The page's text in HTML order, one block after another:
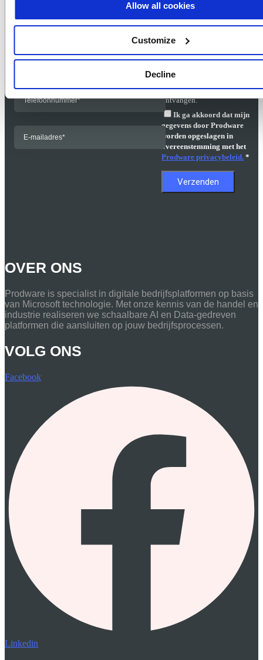
Allow all cookies
Customize
Decline
Ja, ik ontvang graag
nieuws en ontwikkelingen
van Prodware met exclusieve
producten, diensten en
nieuws van Prodware
ontvangen.
Ik ga akkoord dat mijn
gegevens door Prodware
worden opgeslagen in
overeenstemming met het
Prodware privacybeleid. *
OVER ONS
Prodware is specialist in digitale bedrijfsplatformen op basis
van Microsoft technologie. Met onze kennis van de handel en
industrie realiseren we schaalbare AI en Data-gedreven
platformen die aansluiten op jouw bedrijfsprocessen.
VOLG ONS
Facebook
Linkedin